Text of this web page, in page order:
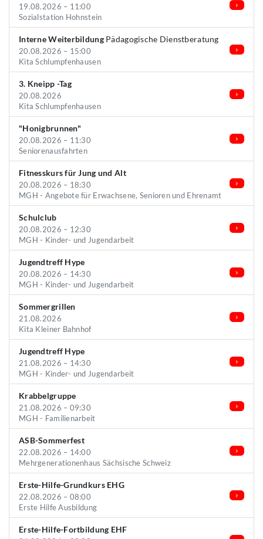
19.08.2026 – 11:00
Sozialstation Hohnstein
Interne WeiterbildungPädagogische Dienstberatung
20.08.2026 – 15:00
Kita Schlumpfenhausen
3. Kneipp -Tag
20.08.2026
Kita Schlumpfenhausen
"Honigbrunnen"
20.08.2026 – 11:30
Seniorenausfahrten
Fitnesskurs für Jung und Alt
20.08.2026 – 18:30
MGH - Angebote für Erwachsene, Senioren und Ehrenamt
Schulclub
20.08.2026 – 12:30
MGH - Kinder- und Jugendarbeit
Jugendtreff Hype
20.08.2026 – 14:30
MGH - Kinder- und Jugendarbeit
Sommergrillen
21.08.2026
Kita Kleiner Bahnhof
Jugendtreff Hype
21.08.2026 – 14:30
MGH - Kinder- und Jugendarbeit
Krabbelgruppe
21.08.2026 – 09:30
MGH - Familienarbeit
ASB-Sommerfest
22.08.2026 – 14:00
Mehrgenerationenhaus Sächsische Schweiz
Erste-Hilfe-Grundkurs EHG
22.08.2026 – 08:00
Erste Hilfe Ausbildung
Erste-Hilfe-Fortbildung EHF